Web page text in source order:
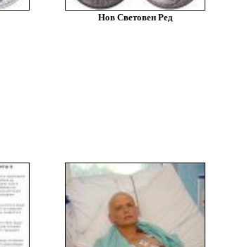
Нов Световен Ред